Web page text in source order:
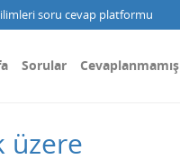
soru cevap platformu
Sorular Cevaplanmamış
üzere